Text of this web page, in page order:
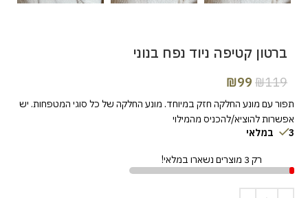
ברטון קטיפה ניוד נפח בנוני
₪119
₪99
תפור עם מונע החלקה חזק במיוחד. מונע החלקה של כל סוגי המטפחות. יש
אפשרות להוציא/להכניס מהמילוי
3 במלאי
רק 3 מוצרים נשארו במלאי!